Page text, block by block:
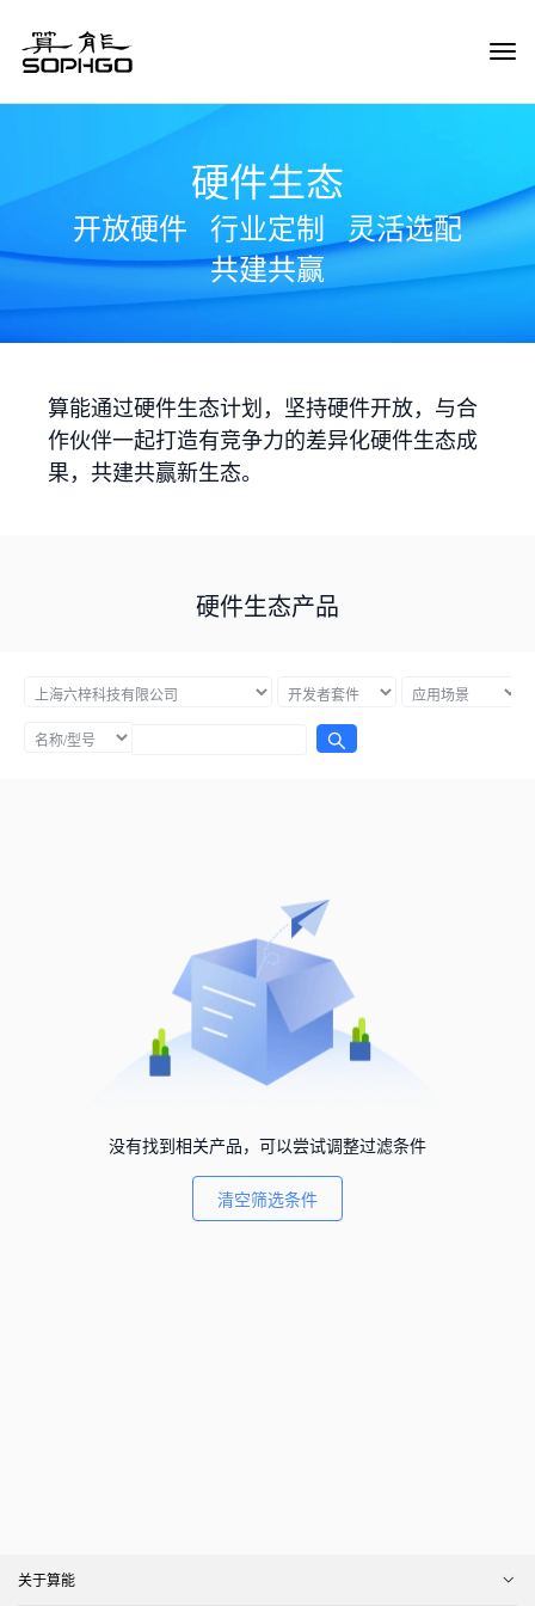
硬件生态
开放硬件 行业定制
灵活选配
共建共赢
算能通过硬件生态计划，坚持硬件开放，与合
作伙伴一起打造有竞争力的差异化硬件生态成
果，共建共赢新生态。
硬件生态产品
没有找到相关产品，可以尝试调整过滤条件
清空筛选条件
关于算能